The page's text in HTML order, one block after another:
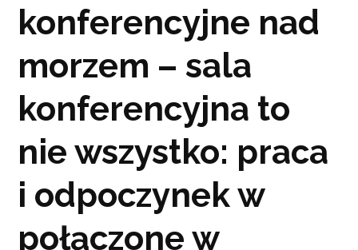
konferencyjne nad
morzem – sala
konferencyjna to
nie wszystko: praca
i odpoczynek w
połączone w